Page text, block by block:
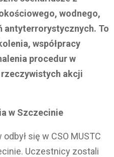
wodnego,
antyterrorystycznych. To
współpracy
procedur w
akcji
w Szczecinie
się w CSO MUSTC
Uczestnicy zostali